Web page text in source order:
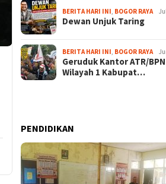
BERITA HARI INI BOGOR RAYA
Dewan Unjuk Taring
BERITA HARI INI BOGOR RAYA
Geruduk Kantor ATR/BPN
Wilayah 1 Kabupat…
PENDIDIKAN